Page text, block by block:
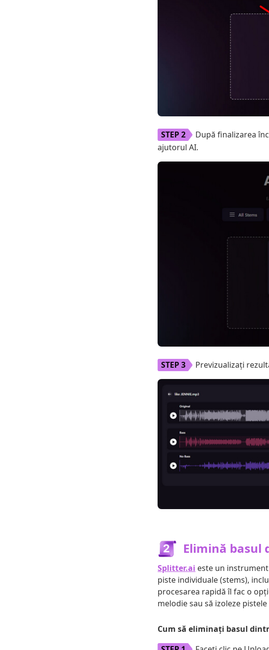
După finalizarea
ajutorul AI.
Previzualizați
Elimină basul
Splitter.ai este un
piste individuale (stems),
procesarea rapidă îl fac o
melodie sau să izoleze
Cum să eliminați basul